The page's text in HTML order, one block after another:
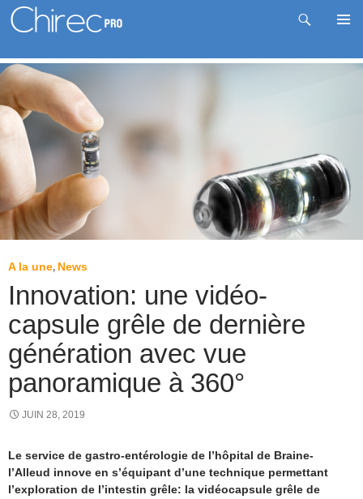
Recherche
Aller
au
contenu
A la une, News
Innovation: une vidéo-
capsule grêle de dernière
génération avec vue
panoramique à 360°
JUIN 28, 2019
Le service de gastro-entérologie de l’hôpital de Braine-
l’Alleud innove en s’équipant d’une technique permettant
l’exploration de l’intestin grêle: la vidéocapsule grêle de